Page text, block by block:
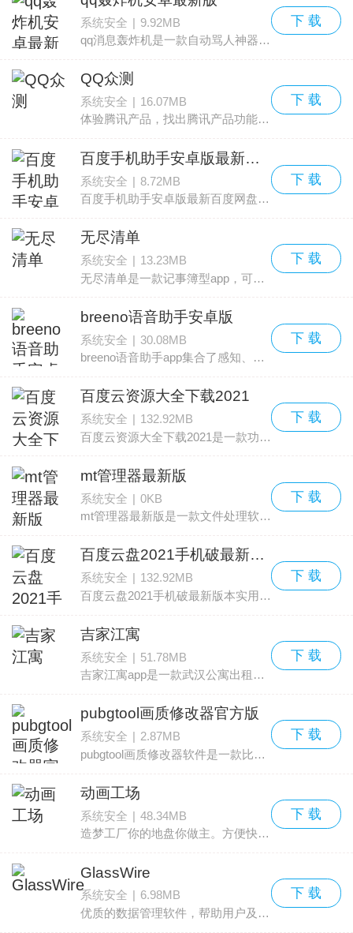
系统安全 | 9.92MB
qq消息轰炸机是一款自动骂人神器。网络上总会遇到许多奇奇怪怪的人，话不投机就开骂，这个时候怎么怼回去呢?有了qq消息轰炸机，输入想说的话，软件自动大量发送qq消息，且无法屏蔽，想
下 载
QQ众测
系统安全 | 16.07MB
体验腾讯产品，找出腾讯产品功能缺陷或功能建议 。为需求者了一个发布任务的广阔空间，也为用户创造了能将知识、智慧、创意等转化商业价值和社会价值的机会！感兴趣的用户快快来
下 载
百度手机助手安卓版最新百度网盘
系统安全 | 8.72MB
百度手机助手安卓版最新百度网盘非常实用的网上直接的下载任何你喜欢的软件资源的软件，这款软件的操作非常的简单，用户只需直接的根据你需要的软件关键字搜索即可快速找到，非常
下 载
无尽清单
系统安全 | 13.23MB
无尽清单是一款记事簿型app，可以帮用户记录每日重要事项，为重要的事项制定好时间规划，为您的工作和生活极大的便利。不同的事项根据重要程度分了优先级，为您规划好事项的完成顺
下 载
breeno语音助手安卓版
系统安全 | 30.08MB
breeno语音助手app集合了感知、学习和决策于一体的强大的综合性极其强大的手机智能管理服务平台，可以随时随地就帮助用户操控自己的手机哦！感兴趣的小伙伴快快下载吧！！
下 载
百度云资源大全下载2021
系统安全 | 132.92MB
百度云资源大全下载2021是一款功能强大的线上的资源十分丰富的存储软件，这款软件是百度官方推出的，功能强大，实时的进行资源的搜索十分的迅速，有需要的小伙伴赶紧下载吧！
下 载
mt管理器最新版
系统安全 | 0KB
mt管理器最新版是一款文件处理软件，用户在这里可以使用这款软件对自己的手机内存空间进行整理，还能在这里找到很多使用的文件管理功能，让你更好管理自己的手机。感兴趣的用户就
下 载
百度云盘2021手机破最新版本
系统安全 | 132.92MB
百度云盘2021手机破最新版本实用的线上办公学习的软件，这款软件的功能操作十分的简单，而且覆盖的内容十分的多，用户可以随时线上直接的搜索了解哦！相当的方便，有需要的小伙伴赶紧
下 载
吉家江寓
系统安全 | 51.78MB
吉家江寓app是一款武汉公寓出租软件，它有海量精品房源，无论您想要长期租房还是短期租房，这里都能满足您的需求，您随时随地都可以查看房屋信息，一定会有您心仪的房子。并且能够一
下 载
pubgtool画质修改器官方版
系统安全 | 2.87MB
pubgtool画质修改器软件是一款比较自由的可以由用户自我设置的画质修改app，该软件最大的好处就是使用该款app可以让游戏界面变得更清晰，画面感觉良好，所以操作起来才会更流畅，喜
下 载
动画工场
系统安全 | 48.34MB
造梦工厂你的地盘你做主。方便快捷的宣传体验，独立镜头随意组合，海量的精美模板，大量精致的扁平化素材，用户放心使用就是这么慢简单，轻松搞定，合成时长任意调整。感兴趣的用户快快
下 载
GlassWire
系统安全 | 6.98MB
优质的数据管理软件，帮助用户及时查看数据偷跑漏跑情况。快速高效实时记录，让用户更加直观的看到数据情况。专业优质便捷效率的手机软件。安全信息分析质量极高。感兴趣的用户
下 载